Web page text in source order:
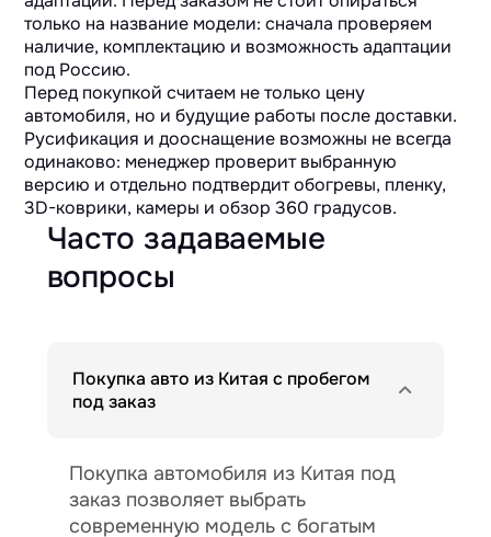
только на название модели: сначала проверяем
наличие, комплектацию и возможность адаптации
под Россию.
Перед покупкой считаем не только цену
автомобиля, но и будущие работы после доставки.
Русификация и дооснащение возможны не всегда
одинаково: менеджер проверит выбранную
версию и отдельно подтвердит обогревы, пленку,
3D-коврики, камеры и обзор 360 градусов.
Часто задаваемые
вопросы
Покупка авто из Китая с пробегом
под заказ
Покупка автомобиля из Китая под
заказ позволяет выбрать
современную модель с богатым